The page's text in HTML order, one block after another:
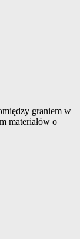
graniem w
materiałów o